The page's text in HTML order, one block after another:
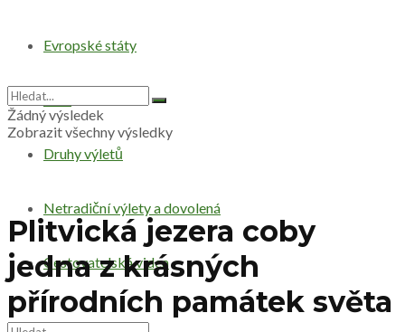
Evropské státy
Svět
Druhy výletů
Netradiční výlety a dovolená
Cestovatelská videa
Žádný výsledek
Zobrazit všechny výsledky
Plitvická jezera coby
jedna z krásných
přírodních památek světa